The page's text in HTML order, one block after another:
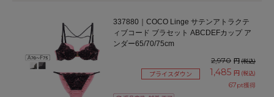
337880｜COCO Linge サテンアトラクテ
ィブコード ブラセット ABCDEFカップ ア
ンダー65/70/75cm
2,970 円(税込)
プライスダウン 1,485 円 (税込)
67pt獲得